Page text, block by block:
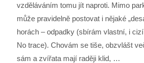
vzděláváním tomu jít naproti. Mimo
může pravidelně postovat i nějaké
horách – odpadky (sbírám vlastní, i
No trace). Chovám se tiše, obzvlášt
sám a zvířata mají raději klid, …